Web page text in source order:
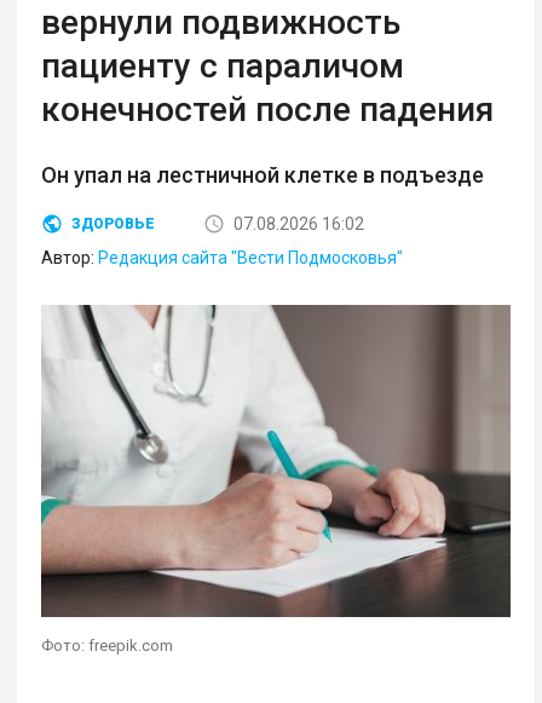
вернули подвижность
пациенту с параличом
конечностей после падения
Он упал на лестничной клетке в подъезде
ЗДОРОВЬЕ
07.08.2026 16:02
Автор: Редакция сайта "Вести Подмосковья"
Фото: freepik.com